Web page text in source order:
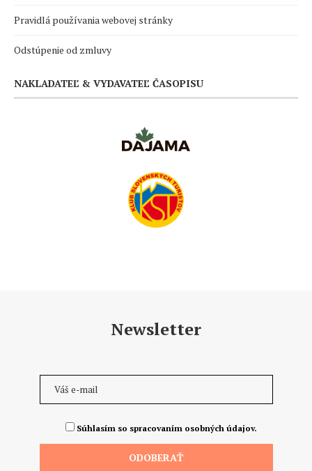
Pravidlá používania webovej stránky
Odstúpenie od zmluvy
NAKLADATEĽ & VYDAVATEĽ ČASOPISU
Newsletter
Súhlasím so spracovaním osobných údajov.